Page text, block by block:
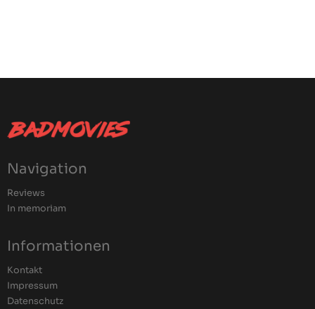
Navigation
Reviews
In memoriam
Informationen
Kontakt
Impressum
Datenschutz